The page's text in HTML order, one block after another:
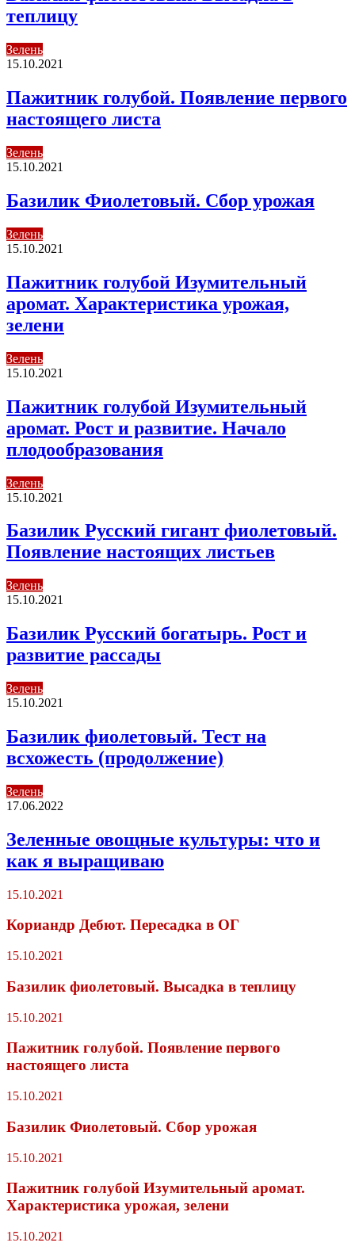
теплицу
Зелень
15.10.2021
Пажитник голубой. Появление первого
настоящего листа
Зелень
15.10.2021
Базилик Фиолетовый. Сбор урожая
Зелень
15.10.2021
Пажитник голубой Изумительный
аромат. Характеристика урожая,
зелени
Зелень
15.10.2021
Пажитник голубой Изумительный
аромат. Рост и развитие. Начало
плодообразования
Зелень
15.10.2021
Базилик Русский гигант фиолетовый.
Появление настоящих листьев
Зелень
15.10.2021
Базилик Русский богатырь. Рост и
развитие рассады
Зелень
15.10.2021
Базилик фиолетовый. Тест на
всхожесть (продолжение)
Зелень
17.06.2022
Зеленные овощные культуры: что и
как я выращиваю
15.10.2021
Кориандр Дебют. Пересадка в ОГ
15.10.2021
Базилик фиолетовый. Высадка в теплицу
15.10.2021
Пажитник голубой. Появление первого
настоящего листа
15.10.2021
Базилик Фиолетовый. Сбор урожая
15.10.2021
Пажитник голубой Изумительный аромат.
Характеристика урожая, зелени
15.10.2021